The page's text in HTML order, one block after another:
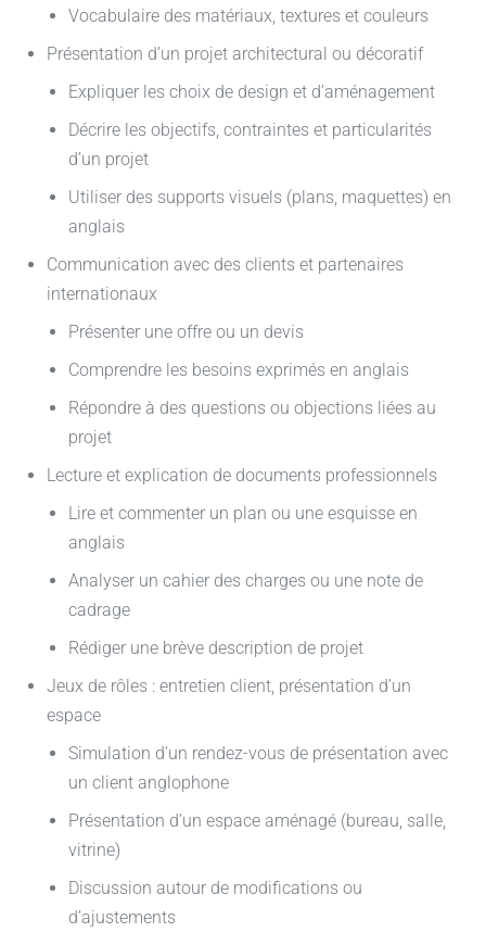
Vocabulaire des matériaux, textures et couleurs
Présentation d’un projet architectural ou décoratif
Expliquer les choix de design et d’aménagement
Décrire les objectifs, contraintes et particularités
d’un projet
Utiliser des supports visuels (plans, maquettes) en
anglais
Communication avec des clients et partenaires
internationaux
Présenter une offre ou un devis
Comprendre les besoins exprimés en anglais
Répondre à des questions ou objections liées au
projet
Lecture et explication de documents professionnels
Lire et commenter un plan ou une esquisse en
anglais
Analyser un cahier des charges ou une note de
cadrage
Rédiger une brève description de projet
Jeux de rôles : entretien client, présentation d’un
espace
Simulation d’un rendez-vous de présentation avec
un client anglophone
Présentation d’un espace aménagé (bureau, salle,
vitrine)
Discussion autour de modifications ou
d’ajustements